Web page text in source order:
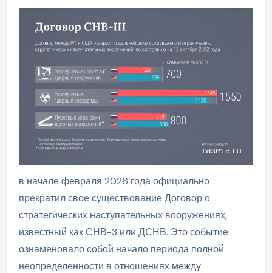
в начале февраля 2026 года официально
прекратил свое существование Договор о
стратегических наступательных вооружениях,
известный как СНВ-3 или ДСНВ. Это событие
ознаменовало собой начало периода полной
неопределенности в отношениях между